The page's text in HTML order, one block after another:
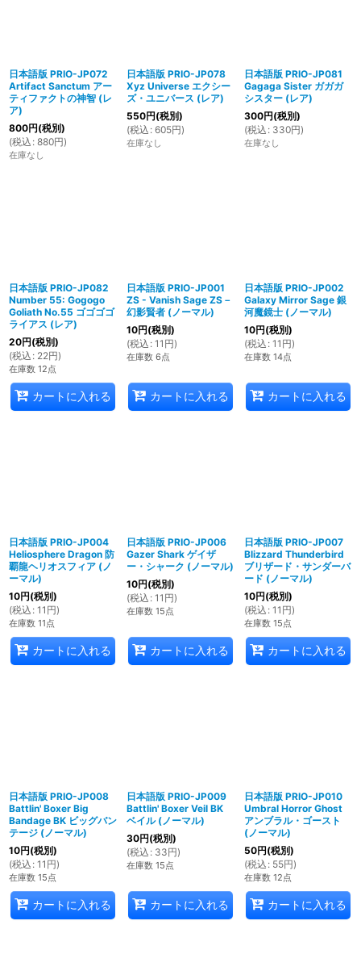
日本語版 PRIO-JP072
Artifact Sanctum アー
ティファクトの神智 (レ
ア)
800円(税別)
(税込 : 880円)
在庫なし
日本語版 PRIO-JP078
Xyz Universe エクシー
ズ・ユニバース (レア)
550円(税別)
(税込 : 605円)
在庫なし
日本語版 PRIO-JP081
Gagaga Sister ガガガ
シスター (レア)
300円(税別)
(税込 : 330円)
在庫なし
日本語版 PRIO-JP082
Number 55: Gogogo
Goliath No.55 ゴゴゴゴ
ライアス (レア)
20円(税別)
(税込 : 22円)
在庫数 12点
カートに入れる
日本語版 PRIO-JP001
ZS - Vanish Sage ZS－
幻影賢者 (ノーマル)
10円(税別)
(税込 : 11 円)
在庫数 6点
カートに入れる
日本語版 PRIO-JP002
Galaxy Mirror Sage 銀
河魔鏡士 (ノーマル)
10円(税別)
(税込 : 11 円)
在庫数 14点
カートに入れる
日本語版 PRIO-JP004
Heliosphere Dragon 防
覇龍ヘリオスフィア (ノ
ーマル)
10円(税別)
(税込 : 11 円)
在庫数 11点
カートに入れる
日本語版 PRIO-JP006
Gazer Shark ゲイザ
ー・シャーク (ノーマル)
10円(税別)
(税込 : 11 円)
在庫数 15点
カートに入れる
日本語版 PRIO-JP007
Blizzard Thunderbird
ブリザード・サンダーバ
ード (ノーマル)
10円(税別)
(税込 : 11 円)
在庫数 15点
カートに入れる
日本語版 PRIO-JP008
Battlin' Boxer Big
Bandage BK ビッグバン
テージ (ノーマル)
10円(税別)
(税込 : 11 円)
在庫数 15点
カートに入れる
日本語版 PRIO-JP009
Battlin' Boxer Veil BK
ベイル (ノーマル)
30円(税別)
(税込 : 33円)
在庫数 15点
カートに入れる
日本語版 PRIO-JP010
Umbral Horror Ghost
アンブラル・ゴースト
(ノーマル)
50円(税別)
(税込 : 55円)
在庫数 12点
カートに入れる